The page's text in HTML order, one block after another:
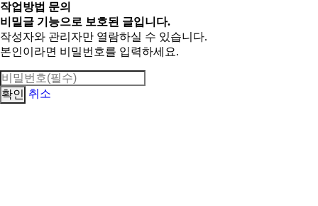
작업방법 문의
비밀글 기능으로 보호된 글입니다.
작성자와 관리자만 열람하실 수 있습니다.
본인이라면 비밀번호를 입력하세요.
확인 취소